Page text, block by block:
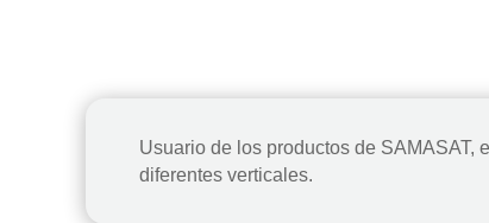
Usuario de los productos de SAMASAT,
diferentes verticales.